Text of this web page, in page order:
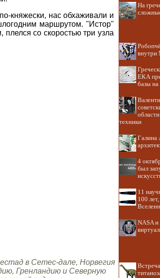
княжески, нас обхаживали и
маршрутом. "Истор"
со скоростью три узла
в Сетес-дале, Норвегия
Гренландию и Северную
На
ЕКА
базы
техники
Галина
4
был
11
100
NASA и